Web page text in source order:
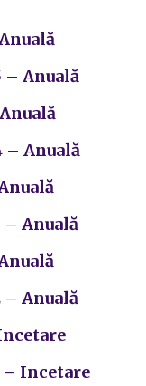
– Anuală
– Anuală
– Anuală
– Anuală
– Incetare